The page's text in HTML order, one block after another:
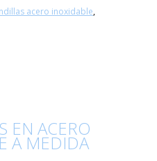
acero inoxidable,
EN ACERO
A MEDIDA